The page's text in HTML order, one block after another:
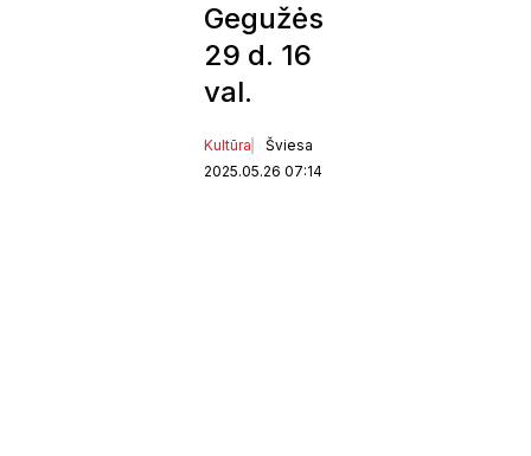
Gegužės
29 d. 16
val.
Kultūra
Šviesa
2025.05.26 07:14